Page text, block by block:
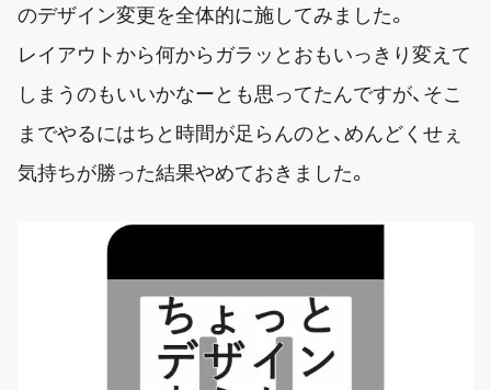
のデザイン変更を全体的に施してみました。
レイアウトから何からガラッとおもいっきり変えて
しまうのもいいかなーとも思ってたんですが、そこ
までやるにはちと時間が足らんのと、めんどくせぇ
気持ちが勝った結果やめておきました。